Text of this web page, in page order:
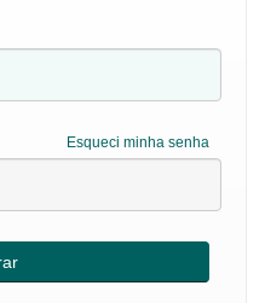
Esqueci minha senha